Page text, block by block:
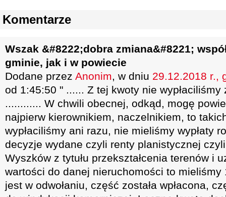
Komentarze
Wszak &#8222;dobra zmiana&#8221;
gminie, jak i w powiecie
Dodane przez Anonim, w dniu 29.12.2018 r.,
od 1:45:50 " ...... Z tej kwoty nie
............ W chwili obecnej, odkąd, mogę
najpierw kierownikiem, naczelnikiem, to
wypłaciliśmy ani razu, nie mieliśmy wypłaty
decyzje wydane czyli renty planistycznej
Wyszków z tytułu przekształcenia terenów i
wartości do danej nieruchomości to mieliśmy
jest w odwołaniu, część została wpłacona,